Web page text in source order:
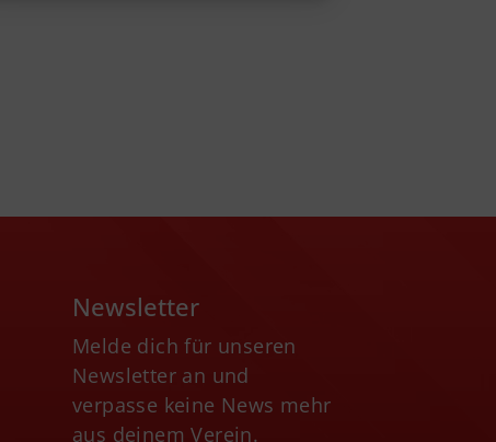
Newsletter
Melde dich für unseren
Newsletter an und
verpasse keine News mehr
aus deinem Verein.